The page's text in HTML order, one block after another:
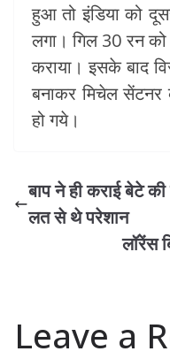
हुआ तो इंडिया को
लगा। गिल 30 रन
कराया। इसके बाद
बनाकर मिचेल सेंटनर
हो गये।
बाप ने ही कराई बेटे
लत से थे परेशान
लॉरेंस
Leave a